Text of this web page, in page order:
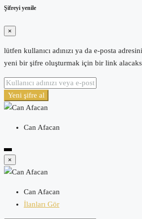
Şifreyi yenile
×
lütfen kullanıcı adınızı ya da e-posta
yeni bir şifre oluşturmak için bir link
Yeni şifre al
Can Afacan
×
Can Afacan
İlanları Gör